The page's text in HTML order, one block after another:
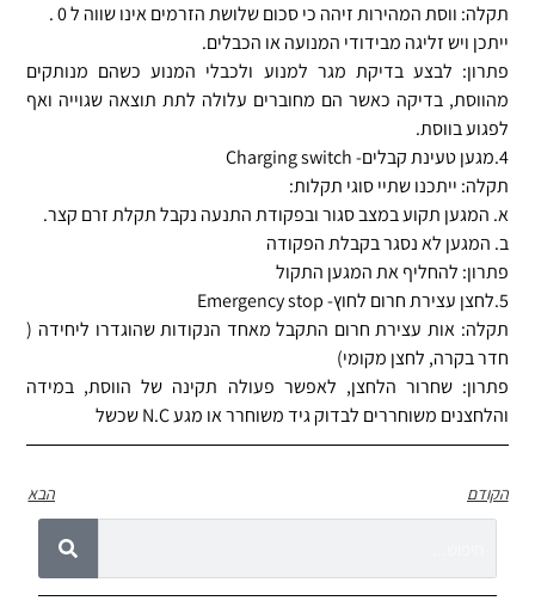
תקלה: ווסת המהירות זיהה כי סכום שלושת הזרמים אינו שווה ל 0 .
ייתכן ויש זליגה מבידודי המנועה או הכבלים.
פתרון: לבצע בדיקת מגר למנוע ולכבלי המנוע כשהם מנותקים
מהווסת, בדיקה כאשר הם מחוברים עלולה לתת תוצאה שגוייה ואף
לפגוע בווסת.
4.מגען טעינת קבלים- Charging switch
תקלה: ייתכנו שתיי סוגי תקלות:
א. המגען תקוע במצב סגור ובפקודת התנעה נקבל תקלת זרם קצר.
ב. המגען לא נסגר בקבלת הפקודה
פתרון: להחליף את המגען התקול
5.לחצן עצירת חרום לחוץ- Emergency stop
תקלה: אות עצירת חרום התקבל מאחד הנקודות שהוגדרו ליחידה (
חדר בקרה, לחצן מקומי)
פתרון: שחרור הלחצן, לאפשר פעולה תקינה של הווסת, במידה
והלחצנים משוחררים לבדוק גיד משוחרר או מגע N.C שכשל
הקודם הבא